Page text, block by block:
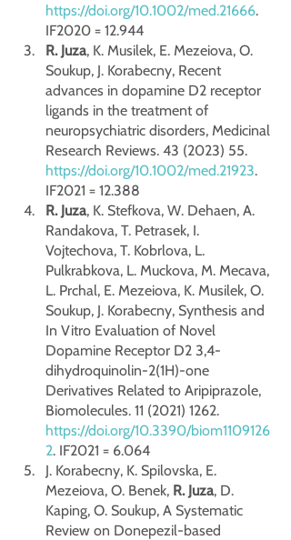
https://doi.org/10.1002/med.21666.
IF2020 = 12.944
R. Juza, K. Musilek, E. Mezeiova, O.
Soukup, J. Korabecny, Recent
advances in dopamine D2 receptor
ligands in the treatment of
neuropsychiatric disorders, Medicinal
Research Reviews. 43 (2023) 55.
https://doi.org/10.1002/med.21923.
IF2021 = 12.388
R. Juza, K. Stefkova, W. Dehaen, A.
Randakova, T. Petrasek, I.
Vojtechova, T. Kobrlova, L.
Pulkrabkova, L. Muckova, M. Mecava,
L. Prchal, E. Mezeiova, K. Musilek, O.
Soukup, J. Korabecny, Synthesis and
In Vitro Evaluation of Novel
Dopamine Receptor D2 3,4-
dihydroquinolin-2(1H)-one
Derivatives Related to Aripiprazole,
Biomolecules. 11 (2021) 1262.
https://doi.org/10.3390/biom1109126
2. IF2021 = 6.064
J. Korabecny, K. Spilovska, E.
Mezeiova, O. Benek, R. Juza, D.
Kaping, O. Soukup, A Systematic
Review on Donepezil-based